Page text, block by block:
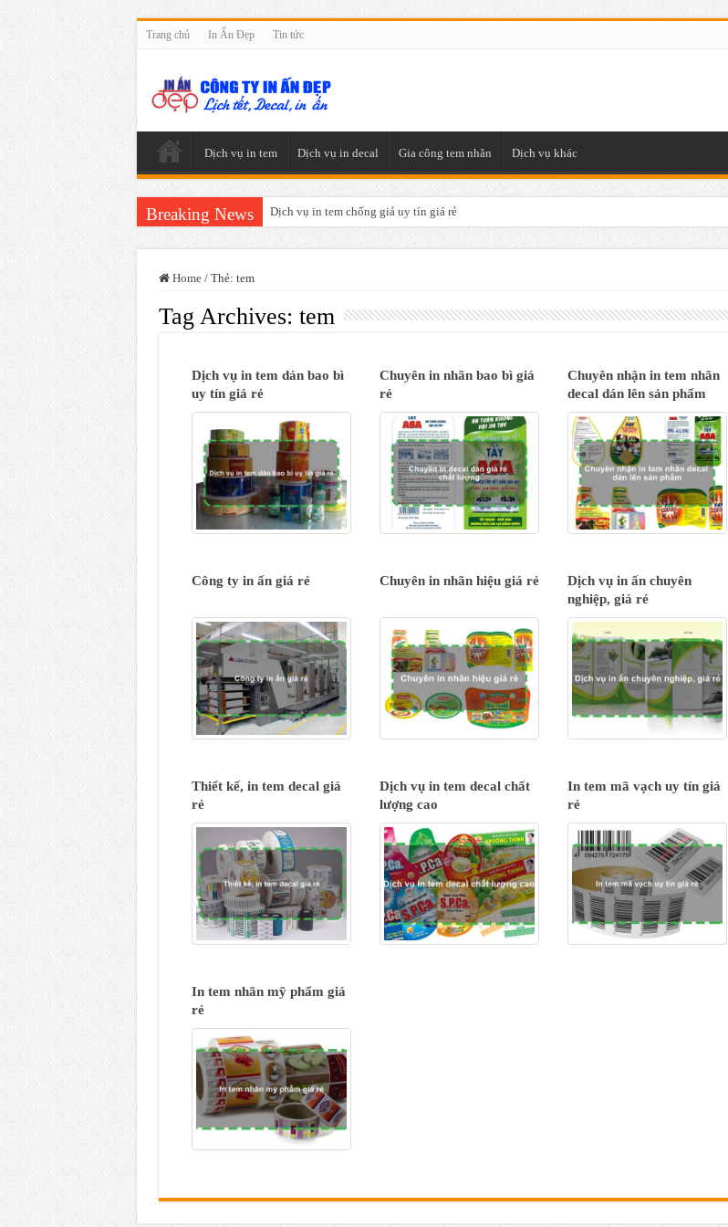
Trang chủ In Ấn Đẹp Tin tức
Dịch vụ in tem Dịch vụ in decal Gia công tem nhãn Dịch vụ khác
Breaking News Dịch vụ in tem chống giả uy tín giá rẻ
Home / Thẻ: tem
Tag Archives: tem
Dịch vụ in tem dán bao bì
uy tín giá rẻ
Chuyên in nhãn bao bì giá
rẻ
Chuyên nhận in tem nhãn
decal dán lên sản phẩm
Công ty in ấn giá rẻ Chuyên in nhãn hiệu giá rẻ
Dịch vụ in ấn chuyên
nghiệp, giá rẻ
Thiết kế, in tem decal giá
rẻ
Dịch vụ in tem decal chất
lượng cao
In tem mã vạch uy tín giá
rẻ
In tem nhãn mỹ phẩm giá
rẻ